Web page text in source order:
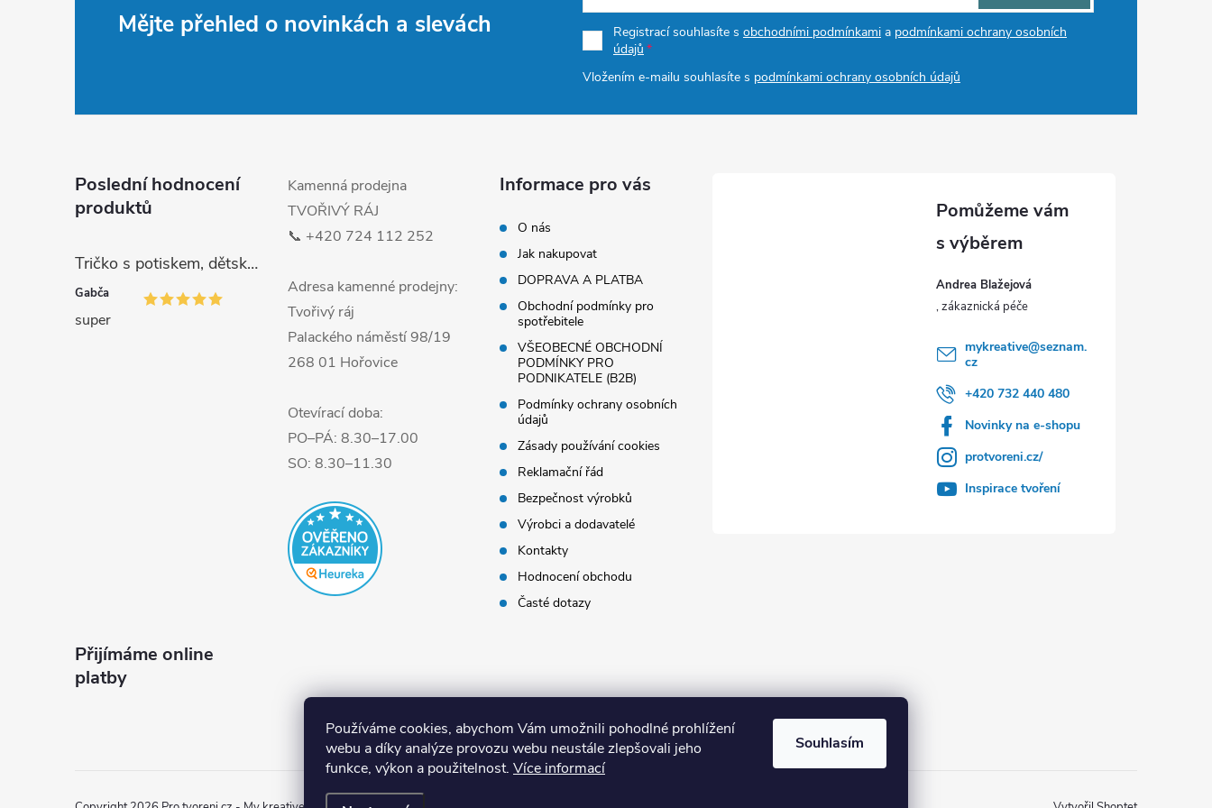
Používáme cookies, abychom Vám umožnili pohodlné prohlížení
webu a díky analýze provozu webu neustále zlepšovali jeho
funkce, výkon a použitelnost. Více informací
Souhlasím
s
Mějte přehled o novinkách a slevách Registrací souhlasíte s obchodními podmínkami a podmínkami ochrany osobních
údajů
Vložením e-mailu souhlasíte s podmínkami ochrany osobních údajů
Poslední hodnocení
produktů
Tričko s potiskem, dětské, MALÁ DRŽKATÁ HOLKA, 1 ks
Gabča
super
Kamenná prodejna
TVOŘIVÝ RÁJ
📞 +420 724 112 252
Adresa kamenné prodejny:
Tvořivý ráj
Palackého náměstí 98/19
268 01 Hořovice
Otevírací doba:
PO–PÁ: 8.30–17.00
SO: 8.30–11.30
Informace pro vás
O nás
Jak nakupovat
DOPRAVA A PLATBA
Obchodní podmínky pro
spotřebitele
VŠEOBECNÉ OBCHODNÍ
PODMÍNKY PRO
PODNIKATELE (B2B)
Podmínky ochrany osobních
údajů
Zásady používání cookies
Reklamační řád
Bezpečnost výrobků
Výrobci a dodavatelé
Kontakty
Hodnocení obchodu
Časté dotazy
Andrea Blažejová
mykreative@seznam.
cz
+420 732 440 480
Novinky na e-shopu
protvoreni.cz/
Inspirace tvoření
Přijímáme online
platby